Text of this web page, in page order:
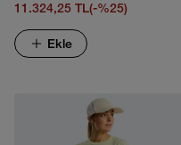
11.324,25 TL(-%25)
Ekle